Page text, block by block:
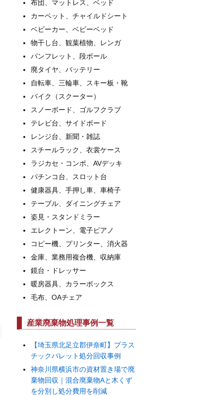
布団、マットレス、ベッド
カーペット、チャイルドシート
ベビーカー、ベビーベッド
物干し台、観葉植物、レンガ
パンフレット、段ボール
廃タイヤ、バッテリー
自転車、三輪車、スキー板・靴
バイク（スクーター）
スノーボード、ゴルフクラブ
テレビ台、サイドボード
レンジ台、新聞・雑誌
スチールラック、衣裳ケース
ラジカセ・コンポ、AVデッキ
パチンコ台、スロット台
健康器具、手押し車、車椅子
テーブル、ダイニングチェア
姿見・スタンドミラー
エレクトーン、電子ピアノ
コピー機、プリンター、消火器
金庫、業務用複合機、収納庫
鏡台・ドレッサー
暖房器具、カラーボックス
毛布、OAチェア
産業廃棄物処理事例一覧
【埼玉県北足立郡伊奈町】プラス
チックパレット処分回収事例
神奈川県横浜市の資材置き場で廃
棄物回収｜混合廃棄物Aと木くず
を分別し処分費用を削減